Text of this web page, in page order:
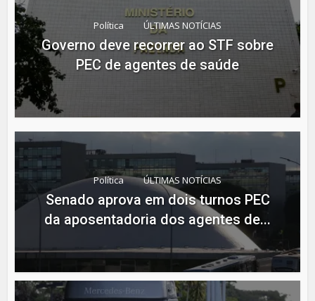
Política ÚLTIMAS NOTÍCIAS
Governo deve recorrer ao STF sobre
PEC de agentes de saúde
Política ÚLTIMAS NOTÍCIAS
Senado aprova em dois turnos PEC
da aposentadoria dos agentes de...